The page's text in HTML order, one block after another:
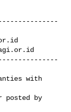
with
by